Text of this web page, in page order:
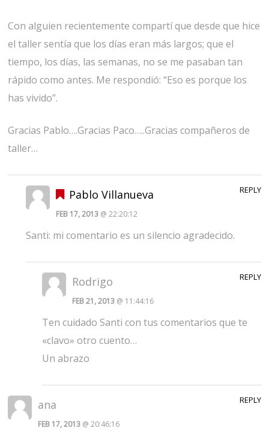
Con alguien recientemente compartí que desde que hice
el taller sentía que los días eran más largos; que el
tiempo, los días, las semanas, no se me pasaban tan
rápido como antes. Me respondió: “Eso es porque los
has vivido”.
Gracias Pablo….Gracias Paco…..Gracias compañeros de
taller…
Pablo Villanueva
FEB 17, 2013 @ 22:20:12
Santi: mi comentario es un silencio agradecido.
REPLY
Rodrigo
FEB 21, 2013 @ 11:44:16
Ten cuidado Santi con tus comentarios que te
«clavo» otro cuento…
Un abrazo
REPLY
ana
FEB 17, 2013 @ 20:46:16
REPLY